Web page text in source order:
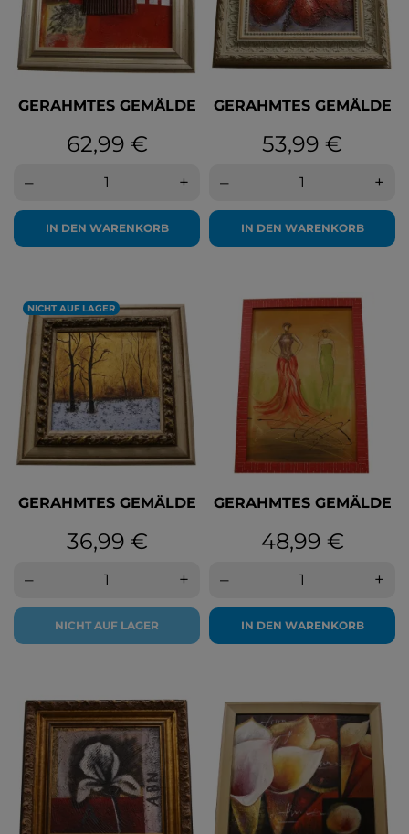
GERAHMTES GEMÄLDE
Preis
62,99 €
– +
IN DEN WARENKORB
GERAHMTES GEMÄLDE
Preis
53,99 €
– +
IN DEN WARENKORB
NICHT AUF LAGER
GERAHMTES GEMÄLDE
Preis
36,99 €
– +
NICHT AUF LAGER
GERAHMTES GEMÄLDE
Preis
48,99 €
– +
IN DEN WARENKORB